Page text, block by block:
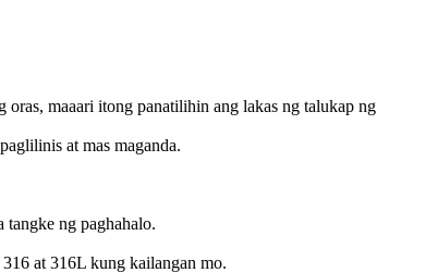
oras, maaari itong panatilihin ang lakas ng talukap ng
at mas maganda.
tangke ng paghahalo.
at 316L kung kailangan mo.